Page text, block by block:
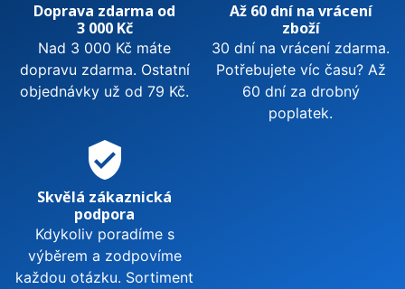
Doprava zdarma od
3 000 Kč
Nad 3 000 Kč máte
dopravu zdarma. Ostatní
objednávky už od 79 Kč.
Až 60 dní na vrácení
zboží
30 dní na vrácení zdarma.
Potřebujete víc času? Až
60 dní za drobný
poplatek.
verified_user
Skvělá zákaznická
podpora
Kdykoliv poradíme s
výběrem a zodpovíme
každou otázku. Sortiment